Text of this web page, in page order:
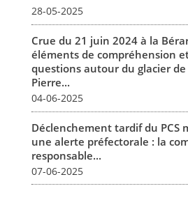
28-05-2025
Crue du 21 juin 2024 à la
éléments de compréhension
questions autour du glacier
Pierre...
04-06-2025
Déclenchement tardif du PCS
une alerte préfectorale : la
responsable...
07-06-2025